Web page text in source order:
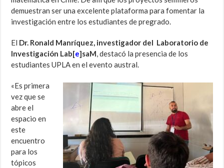
demuestran ser una excelente plataforma para fomentar la
investigación entre los estudiantes de pregrado.
El Dr. Ronald Manríquez, investigador del Laboratorio de
Investigación Lab[e]saM, destacó la presencia de los
estudiantes UPLA en el evento austral.
«Es primera
vez que se
abre el
espacio en
este
encuentro
para los
tópicos